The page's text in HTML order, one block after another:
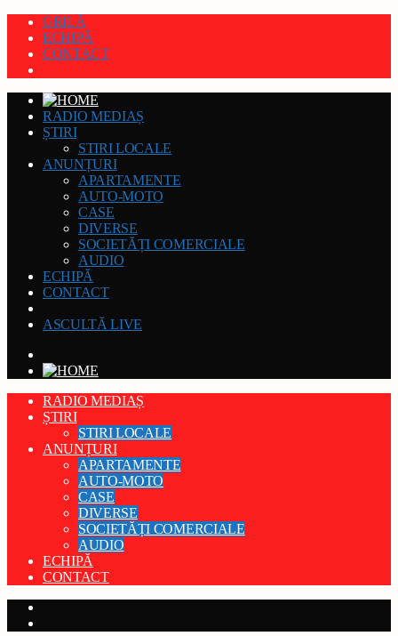
GRILĂ
ECHIPĂ
CONTACT
RADIO MEDIAȘ
ȘTIRI
STIRI LOCALE
ANUNȚURI
APARTAMENTE
AUTO-MOTO
CASE
DIVERSE
SOCIETĂȚI COMERCIALE
AUDIO
ECHIPĂ
CONTACT
ASCULTĂ LIVE
RADIO MEDIAȘ
ȘTIRI
STIRI LOCALE
ANUNȚURI
APARTAMENTE
AUTO-MOTO
CASE
DIVERSE
SOCIETĂȚI COMERCIALE
AUDIO
ECHIPĂ
CONTACT